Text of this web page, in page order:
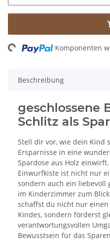
Komponenten
Beschreibung
geschlossene
Schlitz als
Stell dir vor, wie dein Kind
Ersparnisse in eine
Spardose aus Holz
Einwurfkiste ist nicht nur
sondern auch ein liebevoll
im Kinderzimmer zum
schaffst du nicht nur
Kindes, sondern förderst
verantwortungsvollen
Bewusstsein für das